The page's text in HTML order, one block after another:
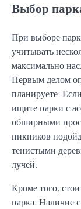
Выбор
При выборе
учитывать
максимально
Первым делом
планируете.
ищите парки с
обширными
пикников
тенистыми
лучей.
Кроме того,
парка. Наличие